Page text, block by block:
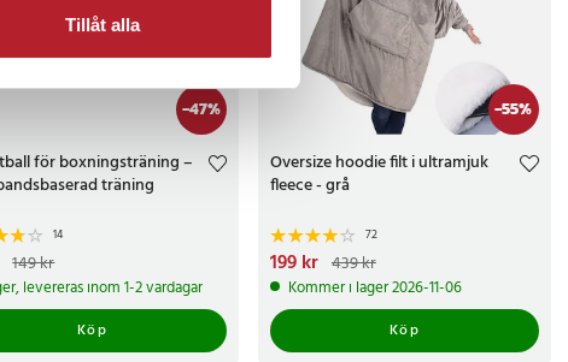
Tillåt alla
-47%
för boxningsträning –
träning
14
pris
149 kr
levereras inom 1-2 vardagar
Köp
-55%
Oversize hoodie filt i ultramjuk
fleece - grå
72
Nuvarande pris
439 kr
199 kr 439 kr
Kommer i lager 2026-11-06
Köp